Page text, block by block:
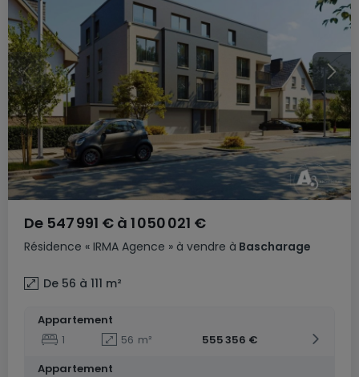
Résidence « IRMA Agence » à vendre à Bascharage
De 547 991 € à 1 050 021 €
De 56 à 111 m²
Appartement
1
56 m²
555 356 €
Appartement